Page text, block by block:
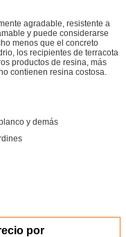
agradable, resistente a
y puede considerarse
menos que el concreto
los recipientes de terracota
productos de resina, más
contienen resina costosa.
y demás
por